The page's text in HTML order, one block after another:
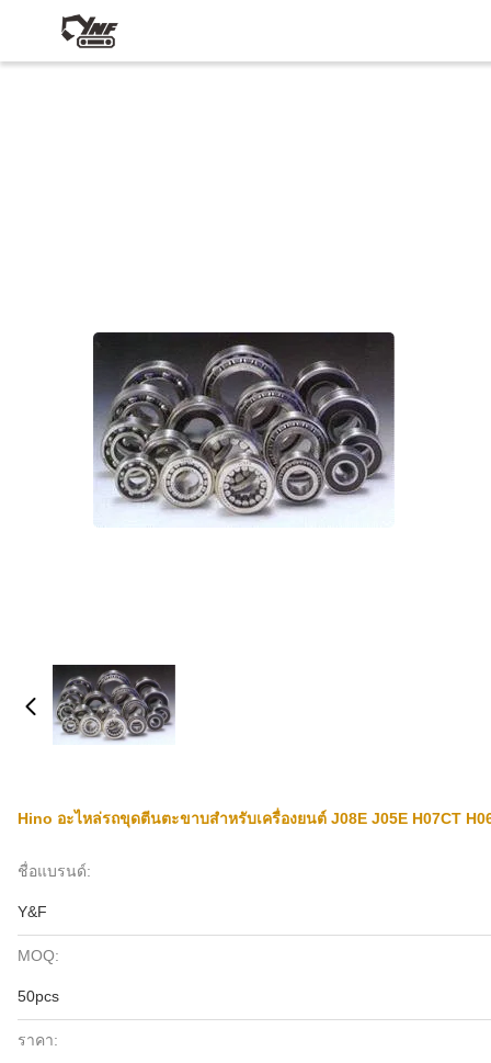
Hino อะไหล่รถขุดตีนตะขาบสำหรับเครื่องยนต์ J08E J05E H07CT
ชื่อแบรนด์:
Y&F
MOQ:
50pcs
ราคา: